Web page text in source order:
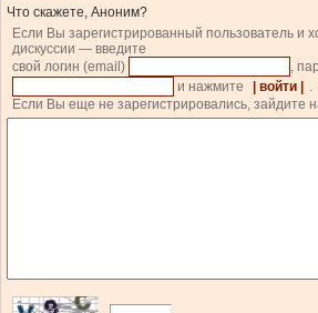
Что скажете, Аноним?
Если Вы зарегистрированный пользователь и
дискуссии — введите
свой логин (email)
,
и нажмите
| войти |
.
Если Вы еще не зарегистрировались, зайдите